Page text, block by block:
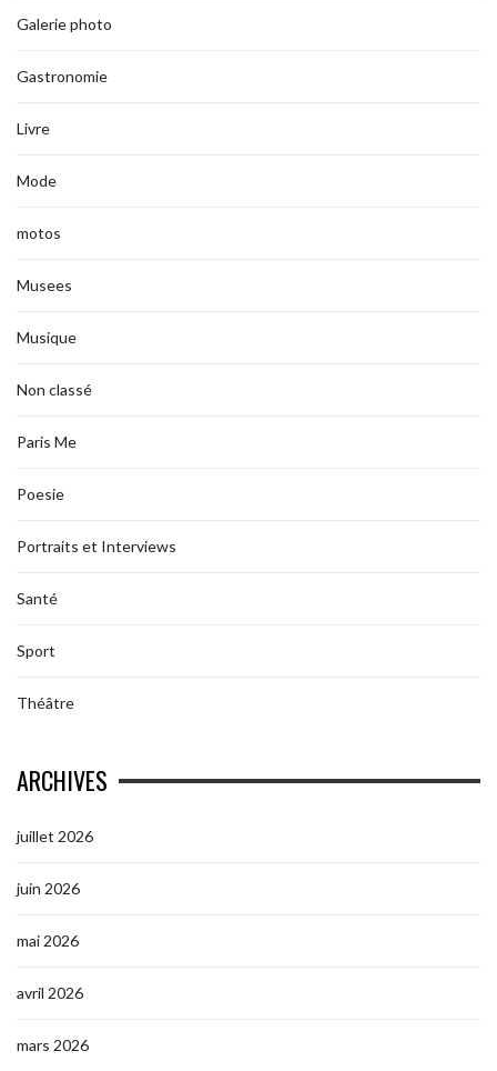
Galerie photo
Gastronomie
Livre
Mode
motos
Musees
Musique
Non classé
Paris Me
Poesie
Portraits et Interviews
Santé
Sport
Théâtre
ARCHIVES
juillet 2026
juin 2026
mai 2026
avril 2026
mars 2026